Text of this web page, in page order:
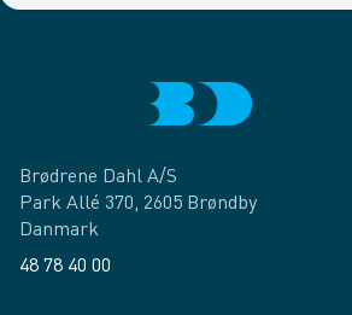
Brødrene Dahl A/S
Park Allé 370, 2605 Brøndby
Danmark
48 78 40 00